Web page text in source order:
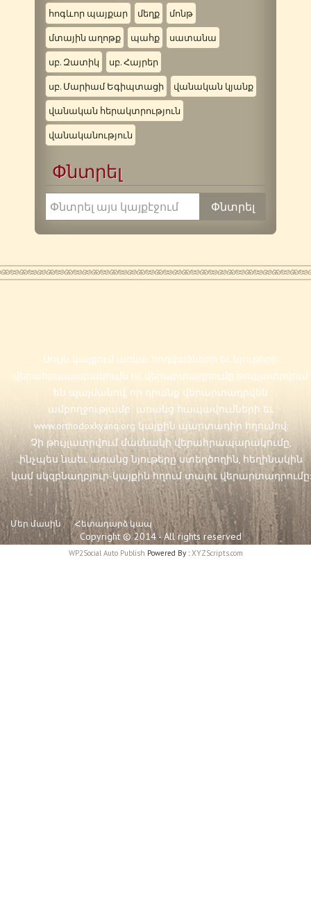
հոգևոր պայքար մեղք մոնթ
մտային աղոթք պահք սատանա
սբ. Զատիկ սբ. Հայրեր
սբ. Մարիամ Եգիպտացի վանական կյանք
վանական հերակտրություն
վանականություն
Փնտրել
Սույն կայքում առկա հոդվածների եւ նյութերի
վերահրապարակումն ու վերարտադրումը թույլատրվում
են պայմանով, որ դրանք վերարտադրվեն
ամբողջությամբ` առանց հապավումների եւ
www.orthodoxkyanq.org կայքին պարտադիր հղումով:
Չի թույլատրվում մասնակի վերահրապարակումը,
ինչպես նաեւ առանց նյութերը ստեղծողին, հեղինակին
կամ սկզբնաղբյուր-կայքին հղում տալու վերարտադրումը:
Մեր մասին Հետադարձ կապ
Copyright © 2014 - All rights reserved
WP2Social Auto Publish Powered By :XYZScripts.com